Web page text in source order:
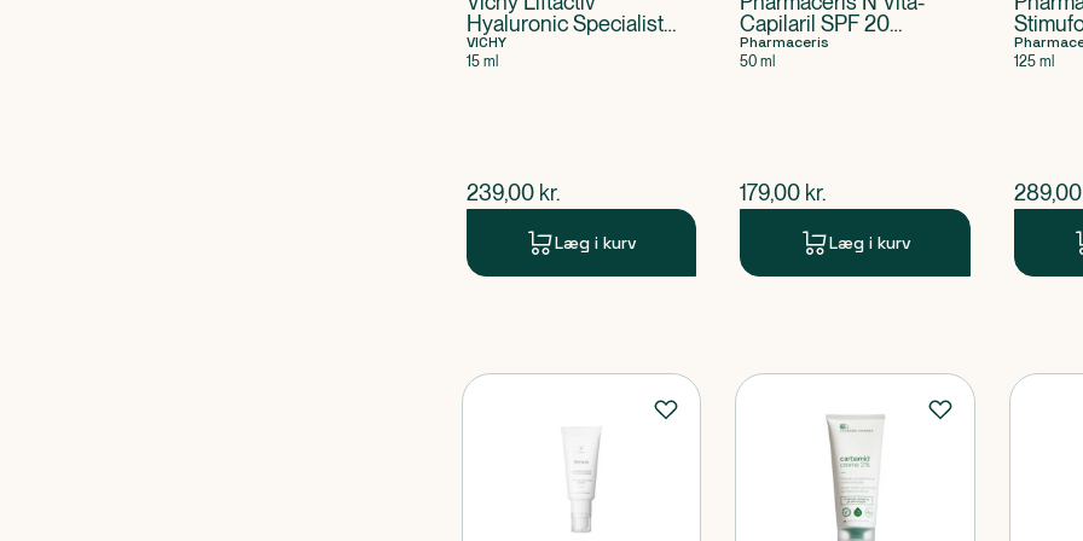
Hyaluronic Specialist
H.A. Eye Cream
VICHY
15 ml
$nuværende pris
239,00 kr.
Læg i kurv
Capilaril SPF 20
ansigtscreme
Pharmaceris
50 ml
$nuværende pris
179,00 kr.
Læg i kurv
125 ml
$
289,00